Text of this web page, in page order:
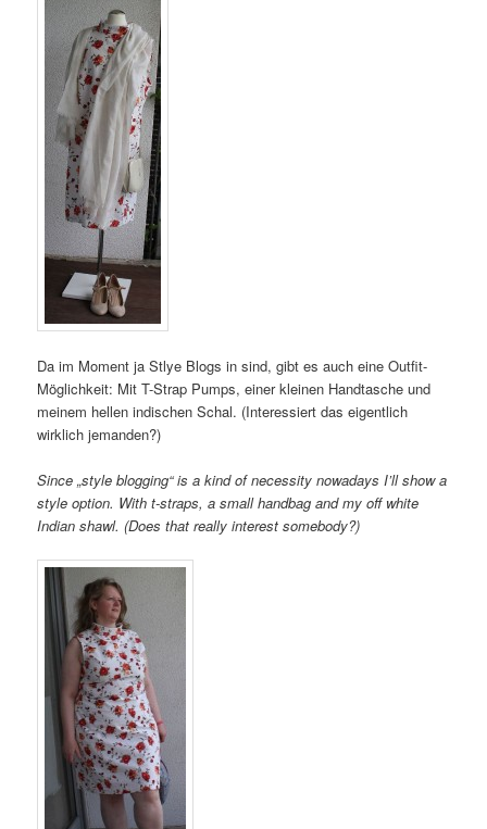
Da im Moment ja Stlye Blogs in sind, gibt es auch eine Outfit-
Möglichkeit: Mit T-Strap Pumps, einer kleinen Handtasche und
meinem hellen indischen Schal. (Interessiert das eigentlich
wirklich jemanden?)
Since „style blogging“ is a kind of necessity nowadays I’ll show a
style option. With t-straps, a small handbag and my off white
Indian shawl. (Does that really interest somebody?)